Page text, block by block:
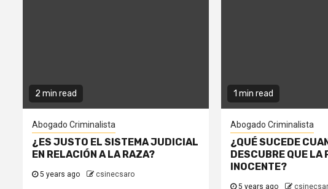
2 min read
Abogado Criminalista
¿ES JUSTO EL SISTEMA JUDICIAL
EN RELACIÓN A LA RAZA?
5 years ago csinecsaro
1 min read
Abogado Criminalista
¿QUÉ SUCEDE
DESCUBRE QUE LA
INOCENTE?
5 years ago